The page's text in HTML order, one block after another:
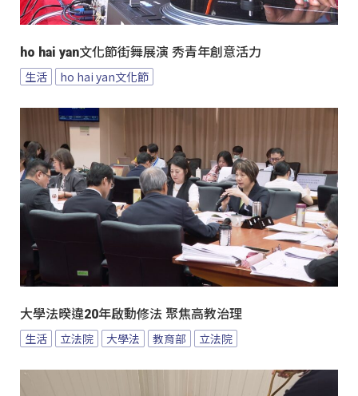
ho hai yan文化節街舞展演 秀青年創意活力
生活 ho hai yan文化節
大學法暌違20年啟動修法 聚焦高教治理
生活 立法院 大學法 教育部 立法院